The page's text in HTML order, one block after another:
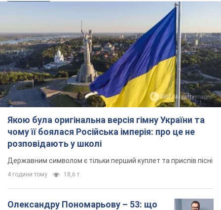
Якою була оригінальна версія гімну України та
чому її боялася Російська імперія: про це не
розповідають у школі
Державним символом є тільки перший куплет та приспів пісні
4 години тому 18,6 т.
Олександру Пономарьову – 53: що